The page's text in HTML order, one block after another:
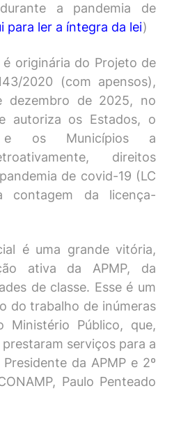
a pandemia de
para ler a íntegra da lei)
originária do Projeto de
2020 (com apensos),
dezembro de 2025, no
autoriza os Estados, o
e os Municípios a
direitos
de covid-19 (LC
contagem da licença-
é uma grande vitória,
ativa da APMP, da
de classe. Esse é um
do trabalho de inúmeras
Ministério Público, que,
serviços para a
da APMP e 2º
Paulo Penteado